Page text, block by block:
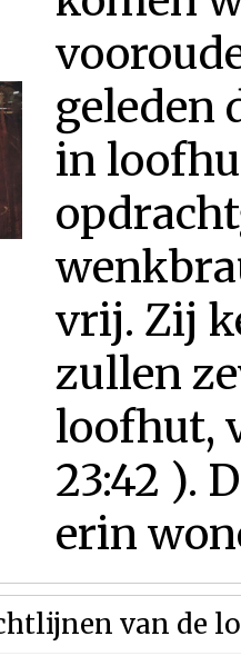
geleden
in
vrij. Zij
zullen
loofhut,
23:42 ).
erin
van de